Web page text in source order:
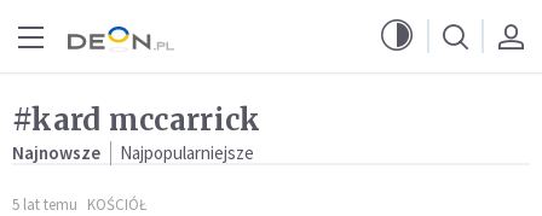
#kard mccarrick
Najnowsze Najpopularniejsze
5 lat temu KOŚCIÓŁ